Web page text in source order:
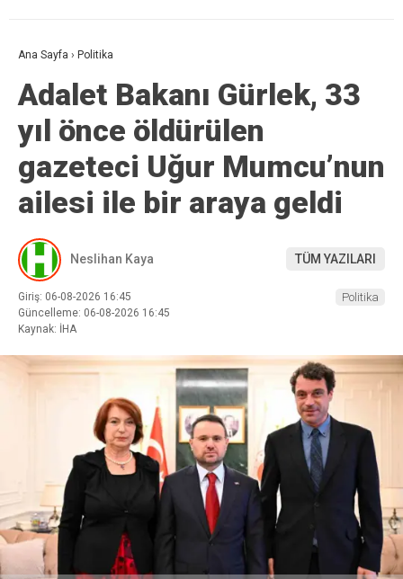
Ana Sayfa › Politika
Adalet Bakanı Gürlek, 33
yıl önce öldürülen
gazeteci Uğur Mumcu’nun
ailesi ile bir araya geldi
Neslihan Kaya TÜM YAZILARI
Giriş: 06-08-2026 16:45
Güncelleme: 06-08-2026 16:45
Kaynak: İHA
Politika